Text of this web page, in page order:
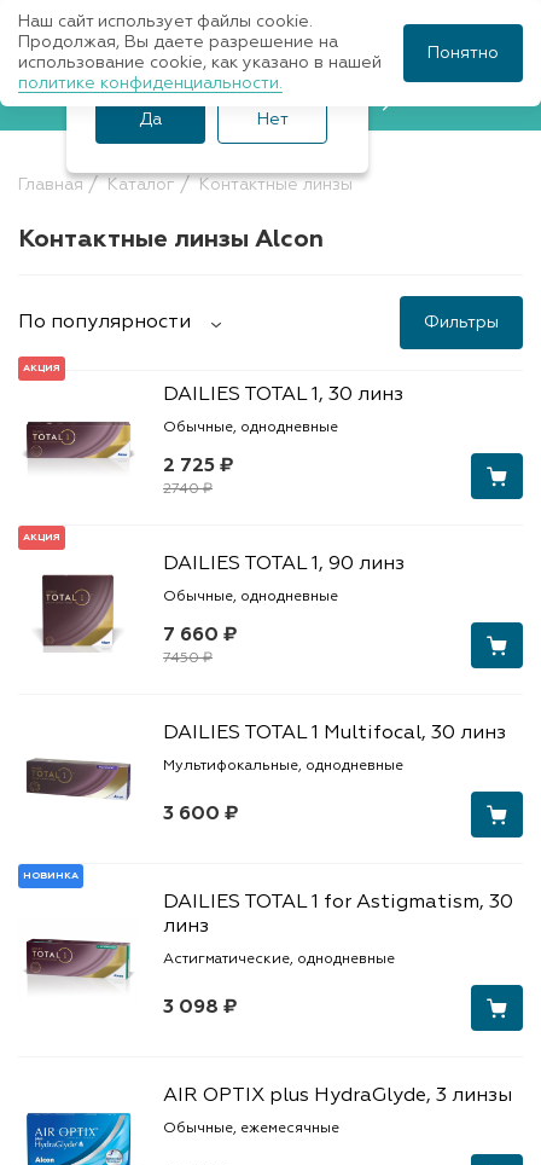
Записаться к врачу
Главная Каталог Контактные линзы
Контактные линзы Alcon
По популярности Фильтры
АКЦИЯ
2 725 ₽
2740 ₽
DAILIES TOTAL 1, 30 линз
Обычные, однодневные
АКЦИЯ
7 660 ₽
7450 ₽
DAILIES TOTAL 1, 90 линз
Обычные, однодневные
3 600 ₽
DAILIES TOTAL 1 Multifocal, 30 линз
Мультифокальные, однодневные
НОВИНКА
3 098 ₽
DAILIES TOTAL 1 for Astigmatism, 30
линз
Астигматические, однодневные
AIR OPTIX plus HydraGlyde, 3 линзы
Обычные, ежемесячные
Ваш город Санкт-
Петербург?
Да Нет
Наш сайт использует файлы cookie.
Продолжая, Вы даете разрешение на
использование cookie, как указано в нашей
политике конфиденциальности.
Понятно